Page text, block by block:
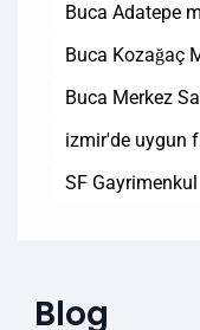
Buca Adatepe
Buca Kozağaç
Buca Merkez
izmir'de uygun
SF Gayrimenkul
Blog